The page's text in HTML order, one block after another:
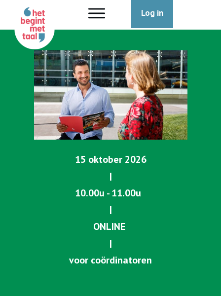
Log in
15 oktober 2026
|
10.00u - 11.00u
|
ONLINE
|
voor coördinatoren